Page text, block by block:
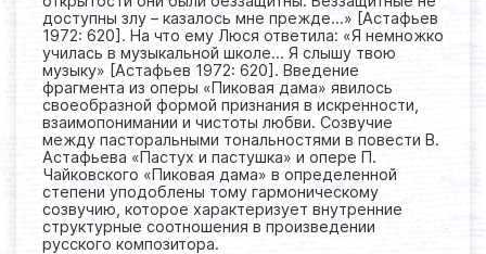
доступны злу – казалось мне прежде…» [Астафьев
1972: 620]. На что ему Люся ответила: «Я немножко
училась в музыкальной школе… Я слышу твою
музыку» [Астафьев 1972: 620]. Введение
фрагмента из оперы «Пиковая дама» явилось
своеобразной формой признания в искренности,
взаимопонимании и чистоты любви. Созвучие
между пасторальными тональностями в повести В.
Астафьева «Пастух и пастушка» и опере П.
Чайковского «Пиковая дама» в определенной
степени уподоблены тому гармоническому
созвучию, которое характеризует внутренние
структурные соотношения в произведении
русского композитора.